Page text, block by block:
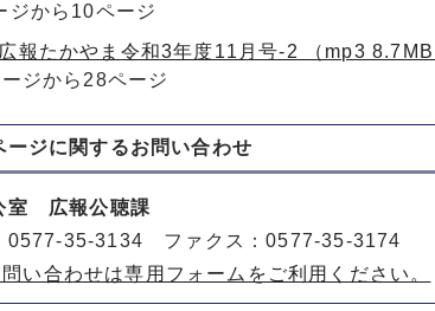
ジから10ページ
報たかやま令和3年度11月号-2 （mp3 8.7MB
ジから28ページ
ージに関するお問い合わせ
室 広報公聴課
0577-35-3134 ファクス：0577-35-3174
い合わせは専用フォームをご利用ください。